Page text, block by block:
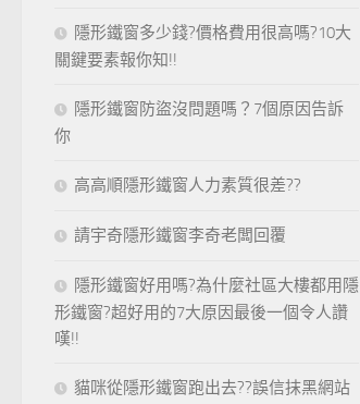
隱形鐵窗多少錢?價格費用很高嗎?10大
關鍵要素報你知!!
隱形鐵窗防盜沒問題嗎？7個原因告訴
你
高高順隱形鐵窗人力素質很差??
請宇奇隱形鐵窗李奇老闆回覆
隱形鐵窗好用嗎?為什麼社區大樓都用隱
形鐵窗?超好用的7大原因最後一個令人讚
嘆!!
貓咪從隱形鐵窗跑出去??誤信抹黑網站